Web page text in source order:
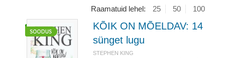
Raamatuid lehel: 25 50 100
KÕIK ON MÕELDAV: 14
sünget lugu
STEPHEN KING